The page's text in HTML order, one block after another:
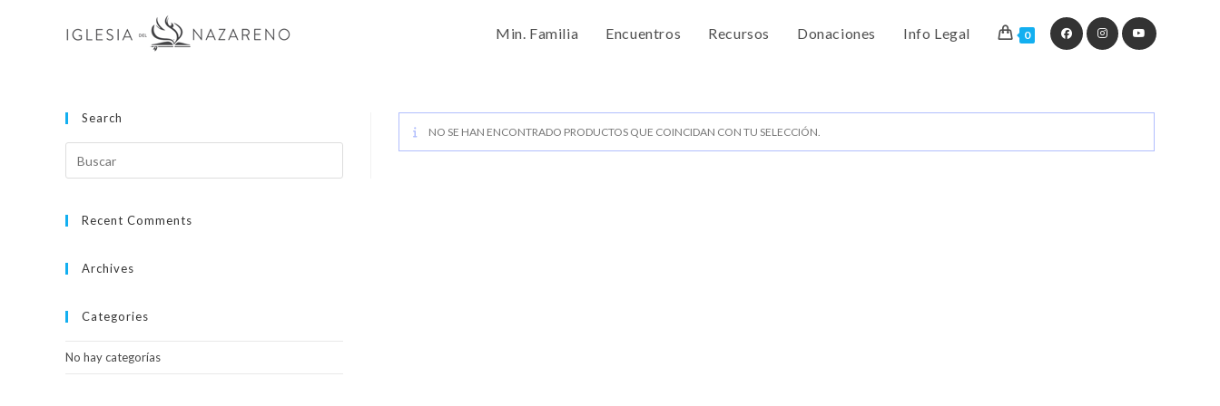
Min. Familia Encuentros Recursos Donaciones Info Legal 0
NO SE HAN ENCONTRADO PRODUCTOS QUE COINCIDAN CON TU SELECCIÓN.
Search
Recent Comments
Archives
Categories
No hay categorías